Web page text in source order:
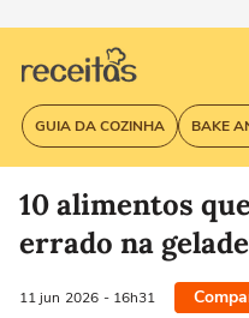
GUIA DA COZINHA BAKE
10 alimentos
errado na
11 jun 2026 - 16h31